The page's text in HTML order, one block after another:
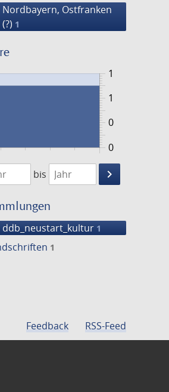
Nordbayern, Ostfranken
(?) 1
0
1
0
1
1475
bis
keyboard_arrow_right
Suche
ddb_neustart_kultur 1
1
Feedback RSS-Feed